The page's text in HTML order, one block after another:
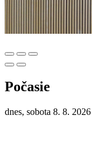
Počasie
dnes, sobota 8. 8. 2026